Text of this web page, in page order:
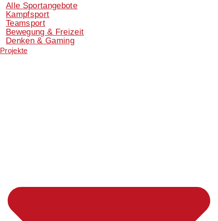
Alle Sportangebote
Kampfsport
Teamsport
Bewegung & Freizeit
Denken & Gaming
Projekte